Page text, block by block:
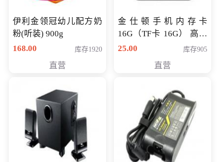
伊利金领冠幼儿配方奶
粉(听装) 900g
168.00
库存1920
直营
金仕顿手机内存卡
16G（TF卡 16G） 高速
卡 CLASS 10
25.00 库存905
直营